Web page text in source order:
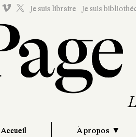
Je suis libraire Je suis
Accueil À propos